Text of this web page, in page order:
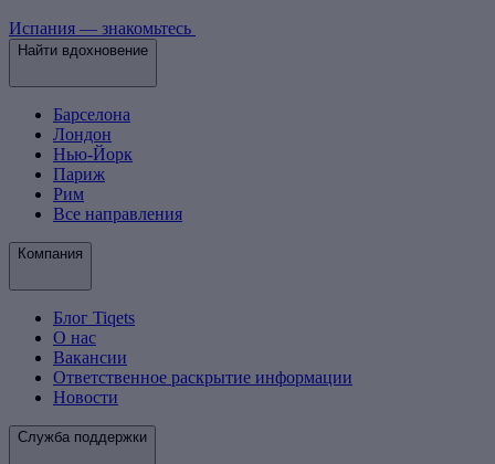
Испания — знакомьтесь
Найти вдохновение
Барселона
Лондон
Нью-Йорк
Париж
Рим
Все направления
Компания
Блог Tiqets
О нас
Вакансии
Ответственное раскрытие информации
Новости
Служба поддержки